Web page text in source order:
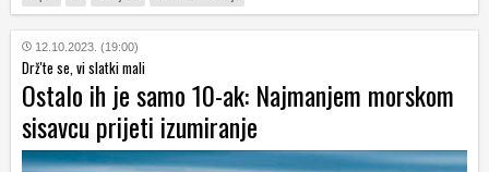
12.10.2023. (19:00)
Drž'te se, vi slatki mali
Ostalo ih je samo 10-ak: Najmanjem morskom
sisavcu prijeti izumiranje